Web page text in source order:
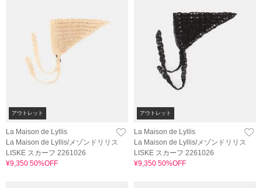
アウトレット
La Maison de Lyllis
La Maison de Lyllis/メゾンドリリス
LISKE スカーフ 2261026
¥9,350 50%OFF
アウトレット
La Maison de Lyllis
La Maison de Lyllis/メゾンドリリス
LISKE スカーフ 2261026
¥9,350 50%OFF